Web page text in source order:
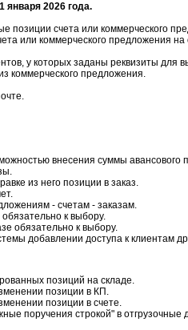
2026 года.
позиции счета или коммерческого
или коммерческого предложения
у которых заданы реквизиты для
коммерческого предложения.
внесения суммы авансового
из него позиции в заказ.
- счетам - заказам.
к выбору.
обязательно к выбору.
добавлении доступа к клиентам
позиций на складе.
позиции в КП.
позиции в счете.
поручения строкой" в отгрузочные